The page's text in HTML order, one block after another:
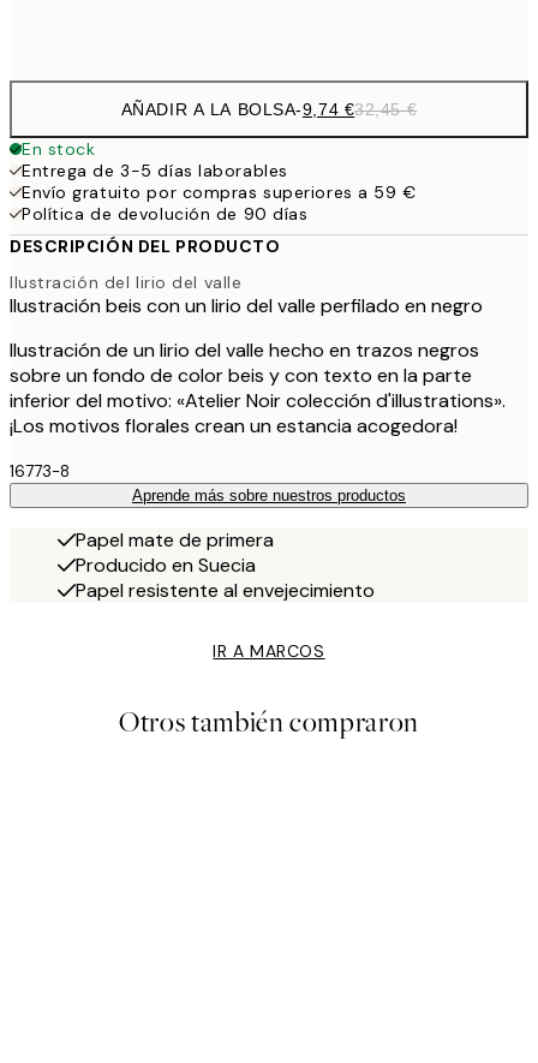
AÑADIR A LA BOLSA-9,74 €32,45 €
En stock
Entrega de 3-5 días laborables
Envío gratuito por compras superiores a 59 €
Política de devolución de 90 días
DESCRIPCIÓN DEL PRODUCTO
Ilustración del lirio del valle
Ilustración beis con un lirio del valle perfilado en negro
Ilustración de un lirio del valle hecho en trazos negros
sobre un fondo de color beis y con texto en la parte
inferior del motivo: «Atelier Noir colección d'illustrations».
¡Los motivos florales crean un estancia acogedora!
16773-8
Aprende más sobre nuestros productos
Papel mate de primera
Producido en Suecia
Papel resistente al envejecimiento
IR A MARCOS
Otros también compraron